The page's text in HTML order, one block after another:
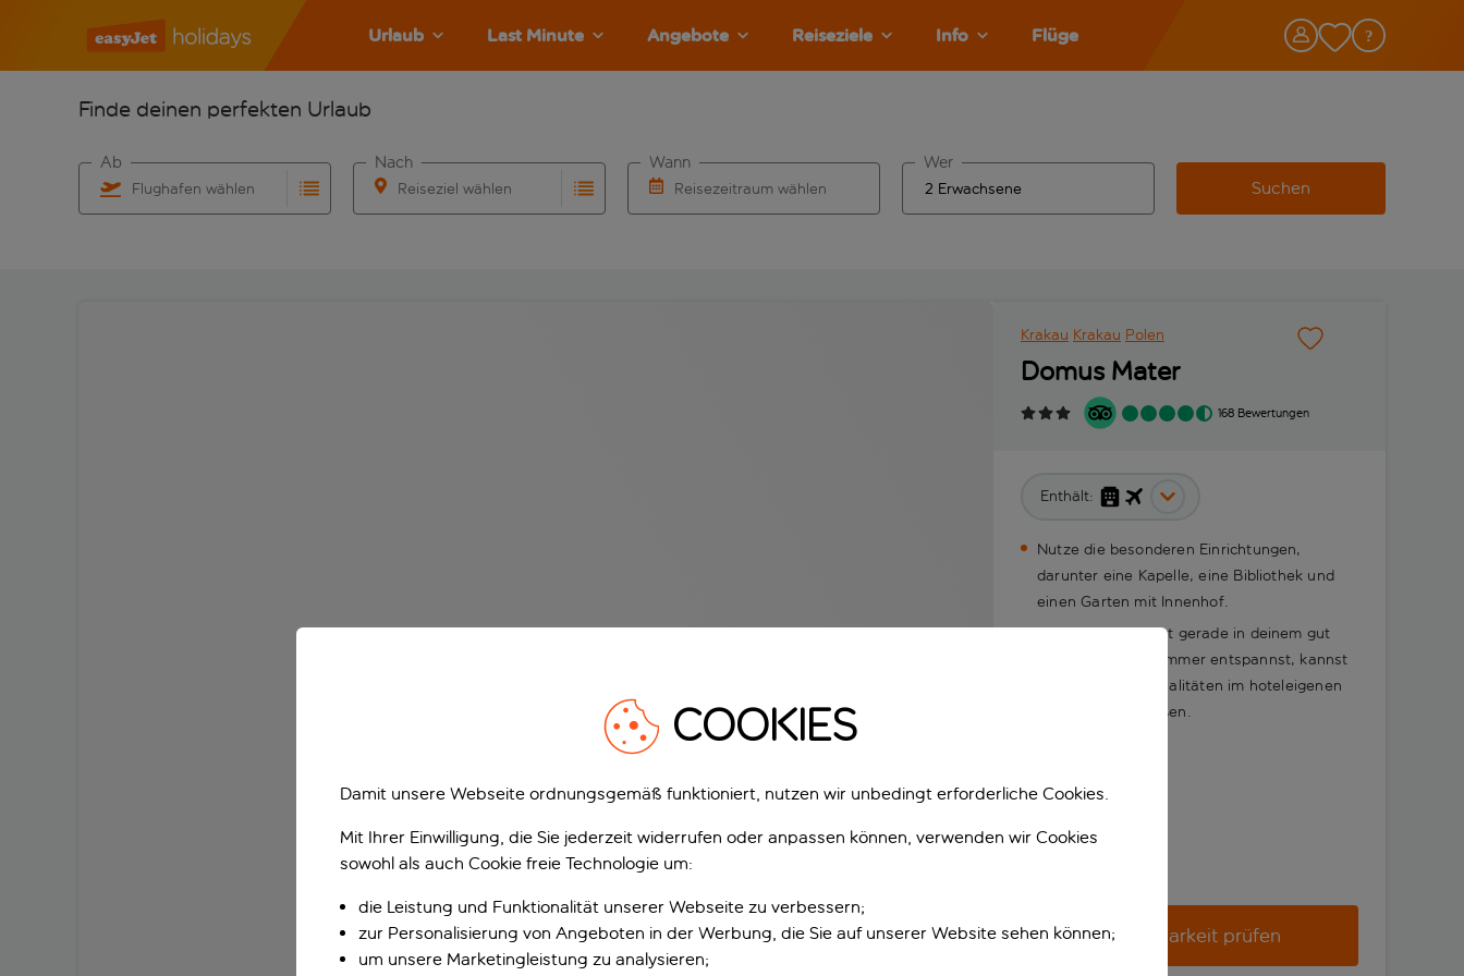
Urlaub Last Minute Angebote Reiseziele Info Flüge
Finde deinen perfekten Urlaub
Flughafen wählen
Ab
Reiseziel wählen
Nach
Reisezeitraum wählen
Wann Wer
Suchen
Krakau Krakau Polen
Domus Mater
168 Bewertungen
Enthält:
Nutze die besonderen Einrichtungen,
darunter eine Kapelle, eine Bibliothek und
einen Garten mit Innenhof.
Wenn du dich nicht gerade in deinem gut
ausgestatteten Zimmer entspannst, kannst
du polnische Spezialitäten im hoteleigenen
Restaurant genießen.
Verfügbarkeit prüfen
COOKIES
Damit unsere Webseite ordnungsgemäß funktioniert, nutzen wir unbedingt erforderliche Cookies.
Mit Ihrer Einwilligung, die Sie jederzeit widerrufen oder anpassen können, verwenden wir Cookies
sowohl als auch Cookie freie Technologie um:
die Leistung und Funktionalität unserer Webseite zu verbessern;
zur Personalisierung von Angeboten in der Werbung, die Sie auf unserer Website sehen können;
um unsere Marketingleistung zu analysieren;